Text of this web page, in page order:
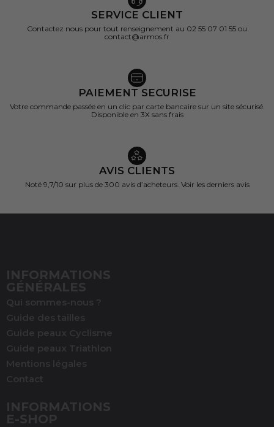
SERVICE CLIENT
Contactez nous pour tout renseignement au 02 55 07 01 55 ou
contact@armos.fr
PAIEMENT SECURISE
Votre commande passée en un clic par carte bancaire sur un site sécurisé.
Disponible en 3X sans frais
AVIS CLIENTS
Noté 9,7/10 sur plus de 300 avis d’acheteurs. Voir les derniers avis
INFORMATIONS
GÉNÉRALES
Qui sommes-nous ?
Guide des tailles
Guide peaux Cyclisme
Guide peaux Triathlon
Mentions légales
Contact
INFORMATIONS
E-SHOP